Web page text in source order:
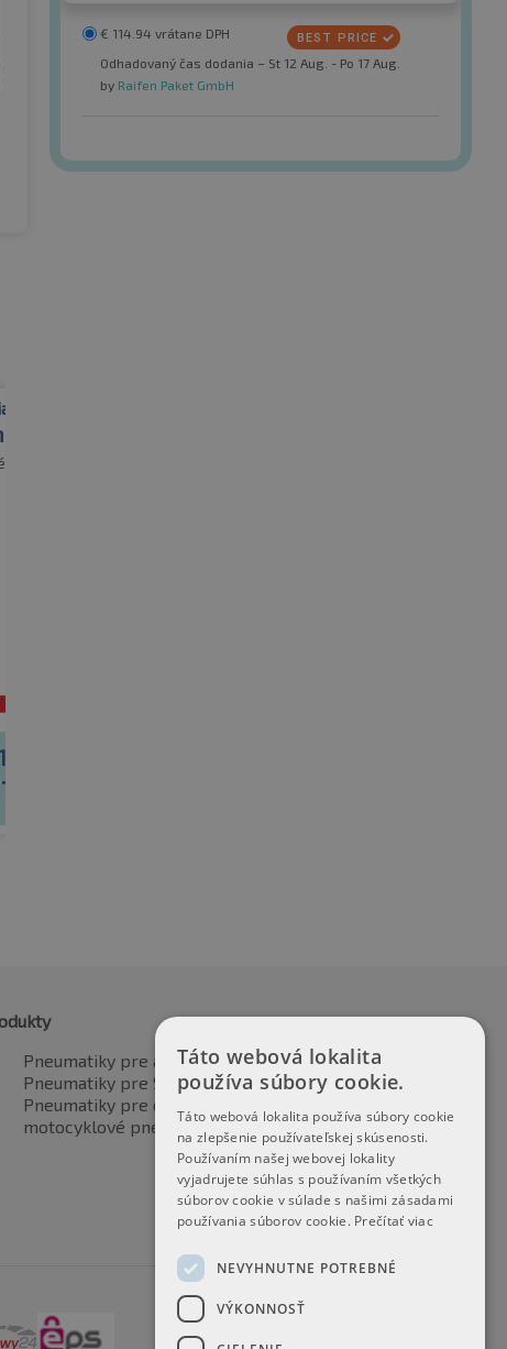
€ 114.94 vrátane DPH
Odhadovaný čas dodania – St 12 Aug. - Po 17 Aug.
by Raifen Paket GmbH
X GT PR
pneumatiky
99/98N
Pneumatiky pre automobily
Pneumatiky pre SUV / 4x4
Pneumatiky pre dodávku
motocyklové pneumatiky
Táto webová lokalita
používa súbory cookie.
Táto webová lokalita používa súbory cookie
na zlepšenie používateľskej skúsenosti.
Používaním našej webovej lokality
vyjadrujete súhlas s používaním všetkých
súborov cookie v súlade s našimi zásadami
používania súborov cookie. Prečítať viac
NEVYHNUTNE POTREBNÉ
VÝKONNOSŤ